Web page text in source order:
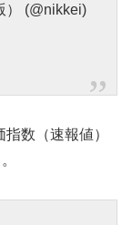
） (@nikkei)
数（速報値）